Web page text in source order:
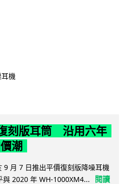
機
刻版耳筒 沿用六年
潮
9 月 7 日推出平價復刻版降噪耳機
2020 年 WH-1000XM4...
閱讀